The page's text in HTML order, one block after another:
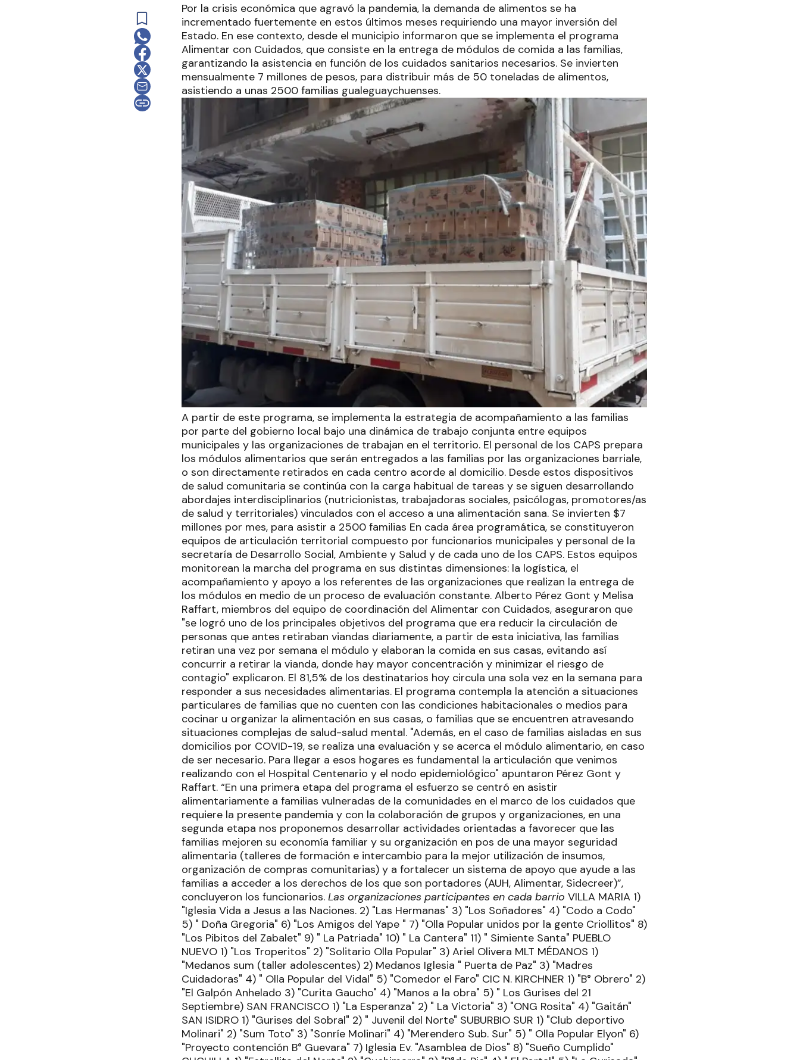
Por la crisis económica que agravó la pandemia, la demanda de alimentos se ha
incrementado fuertemente en estos últimos meses requiriendo una mayor inversión del
Estado. En ese contexto, desde el municipio informaron que se implementa el programa
Alimentar con Cuidados, que consiste en la entrega de módulos de comida a las familias,
garantizando la asistencia en función de los cuidados sanitarios necesarios. Se invierten
mensualmente 7 millones de pesos, para distribuir más de 50 toneladas de alimentos,
asistiendo a unas 2500 familias gualeguaychuenses.
A partir de este programa, se implementa la estrategia de acompañamiento a las familias
por parte del gobierno local bajo una dinámica de trabajo conjunta entre equipos
municipales y las organizaciones de trabajan en el territorio. El personal de los CAPS prepara
los módulos alimentarios que serán entregados a las familias por las organizaciones barriale,
o son directamente retirados en cada centro acorde al domicilio. Desde estos dispositivos
de salud comunitaria se continúa con la carga habitual de tareas y se siguen desarrollando
abordajes interdisciplinarios (nutricionistas, trabajadoras sociales, psicólogas, promotores/as
de salud y territoriales) vinculados con el acceso a una alimentación sana. Se invierten $7
millones por mes, para asistir a 2500 familias En cada área programática, se constituyeron
equipos de articulación territorial compuesto por funcionarios municipales y personal de la
secretaría de Desarrollo Social, Ambiente y Salud y de cada uno de los CAPS. Estos equipos
monitorean la marcha del programa en sus distintas dimensiones: la logística, el
acompañamiento y apoyo a los referentes de las organizaciones que realizan la entrega de
los módulos en medio de un proceso de evaluación constante. Alberto Pérez Gont y Melisa
Raffart, miembros del equipo de coordinación del Alimentar con Cuidados, aseguraron que
"se logró uno de los principales objetivos del programa que era reducir la circulación de
personas que antes retiraban viandas diariamente, a partir de esta iniciativa, las familias
retiran una vez por semana el módulo y elaboran la comida en sus casas, evitando así
concurrir a retirar la vianda, donde hay mayor concentración y minimizar el riesgo de
contagio" explicaron. El 81,5% de los destinatarios hoy circula una sola vez en la semana para
responder a sus necesidades alimentarias. El programa contempla la atención a situaciones
particulares de familias que no cuenten con las condiciones habitacionales o medios para
cocinar u organizar la alimentación en sus casas, o familias que se encuentren atravesando
situaciones complejas de salud-salud mental. "Además, en el caso de familias aisladas en sus
domicilios por COVID-19, se realiza una evaluación y se acerca el módulo alimentario, en caso
de ser necesario. Para llegar a esos hogares es fundamental la articulación que venimos
realizando con el Hospital Centenario y el nodo epidemiológico" apuntaron Pérez Gont y
Raffart. “En una primera etapa del programa el esfuerzo se centró en asistir
alimentariamente a familias vulneradas de la comunidades en el marco de los cuidados que
requiere la presente pandemia y con la colaboración de grupos y organizaciones, en una
segunda etapa nos proponemos desarrollar actividades orientadas a favorecer que las
familias mejoren su economía familiar y su organización en pos de una mayor seguridad
alimentaria (talleres de formación e intercambio para la mejor utilización de insumos,
organización de compras comunitarias) y a fortalecer un sistema de apoyo que ayude a las
familias a acceder a los derechos de los que son portadores (AUH, Alimentar, Sidecreer)”,
concluyeron los funcionarios. Las organizaciones participantes en cada barrio VILLA MARIA 1)
"Iglesia Vida a Jesus a las Naciones. 2) "Las Hermanas" 3) "Los Soñadores" 4) "Codo a Codo"
5) " Doña Gregoria" 6) "Los Amigos del Yape " 7) "Olla Popular unidos por la gente Criollitos" 8)
"Los Pibitos del Zabalet" 9) " La Patriada" 10) " La Cantera" 11) " Simiente Santa" PUEBLO
NUEVO 1) "Los Troperitos" 2) "Solitario Olla Popular" 3) Ariel Olivera MLT MÉDANOS 1)
"Medanos sum (taller adolescentes) 2) Medanos Iglesia " Puerta de Paz" 3) "Madres
Cuidadoras" 4) " Olla Popular del Vidal" 5) "Comedor el Faro" CIC N. KIRCHNER 1) "B° Obrero" 2)
"El Galpón Anhelado 3) "Curita Gaucho" 4) "Manos a la obra" 5) " Los Gurises del 21
Septiembre) SAN FRANCISCO 1) "La Esperanza" 2) " La Victoria" 3) "ONG Rosita" 4) "Gaitán"
SAN ISIDRO 1) "Gurises del Sobral" 2) " Juvenil del Norte" SUBURBIO SUR 1) "Club deportivo
Molinari" 2) "Sum Toto" 3) "Sonríe Molinari" 4) "Merendero Sub. Sur" 5) " Olla Popular Elyon" 6)
"Proyecto contención B° Guevara" 7) Iglesia Ev. "Asamblea de Dios" 8) "Sueño Cumplido"